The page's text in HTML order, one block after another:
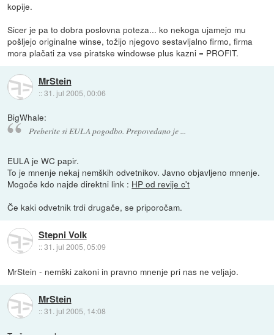
kopije.
Sicer je pa to dobra poslovna poteza... ko nekoga ujamejo mu
pošljejo originalne winse, tožijo njegovo sestavljalno firmo, firma
mora plačati za vse piratske windowse plus kazni = PROFIT.
MrStein
::31. jul 2005, 00:06
BigWhale:
Preberite si EULA pogodbo. Prepovedano je ...
EULA je WC papir.
To je mnenje nekaj nemških odvetnikov. Javno objavljeno mnenje.
Mogoče kdo najde direktni link : HP od revije c't
Če kaki odvetnik trdi drugače, se priporočam.
Stepni Volk
::31. jul 2005, 05:09
MrStein - nemški zakoni in pravno mnenje pri nas ne veljajo.
MrStein
::31. jul 2005, 14:08